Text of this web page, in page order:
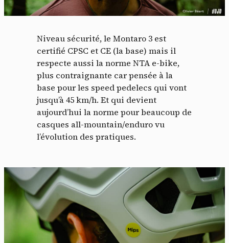
Niveau sécurité, le Montaro 3 est
certifié CPSC et CE (la base) mais il
respecte aussi la norme NTA e-bike,
plus contraignante car pensée à la
base pour les speed pedelecs qui vont
jusqu’à 45 km/h. Et qui devient
aujourd’hui la norme pour beaucoup de
casques all-mountain/enduro vu
l’évolution des pratiques.